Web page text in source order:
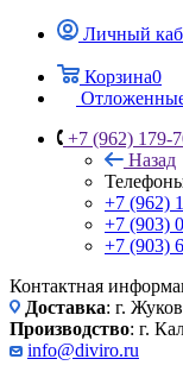
Личный
Корзина0
+7 (962) 179-
Назад
+7 (962)
+7 (903)
+7 (903)
Контактная
Доставка: г.
Производство: г.
info@diviro.ru